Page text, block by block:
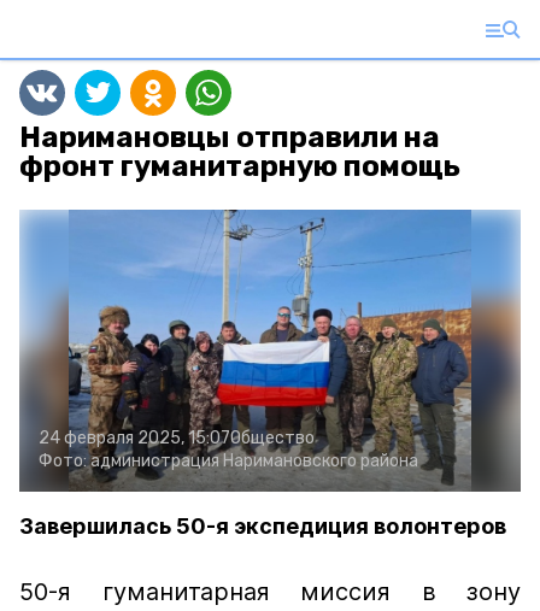
Наримановцы отправили на
фронт гуманитарную помощь
24 февраля 2025, 15:07Общество
Фото:администрация Наримановского района
Завершилась 50-я экспедиция волонтеров
50-я гуманитарная миссия в зону